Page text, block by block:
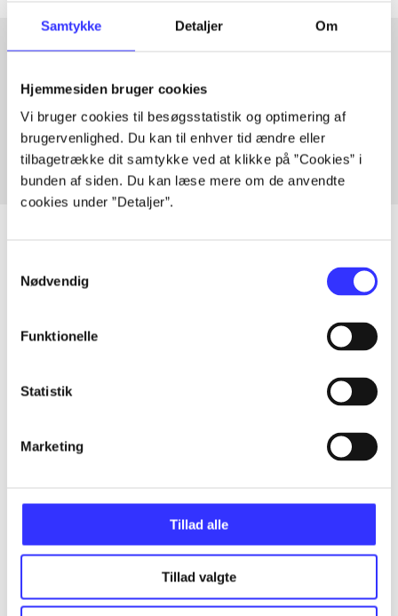
Samtykke Detaljer Om
Hjemmesiden bruger cookies
Vi bruger cookies til besøgsstatistik og optimering af
brugervenlighed. Du kan til enhver tid ændre eller
tilbagetrække dit samtykke ved at klikke på ”Cookies” i
bunden af siden. Du kan læse mere om de anvendte
cookies under ”Detaljer”.
Nødvendig
Funktionelle
Statistik
Marketing
Tillad alle
Tillad valgte
Artikler med samme emner
Fra
Artikler
...